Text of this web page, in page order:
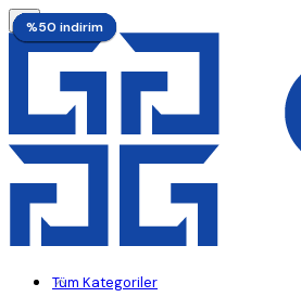
Tüm Kategoriler
%50 indirim
%50 indirim
%18 indirim
%18 indirim
%15 indirim
%18 indirim
%18 indirim
%18 indirim
%10 indirim
%3 indirim
%50 indirim
%50 indirim
%50 indirim